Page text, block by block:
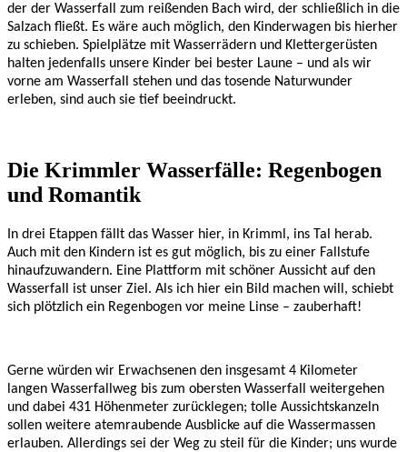
der der Wasserfall zum reißenden Bach wird, der schließlich in die
Salzach fließt. Es wäre auch möglich, den Kinderwagen bis hierher
zu schieben. Spielplätze mit Wasserrädern und Klettergerüsten
halten jedenfalls unsere Kinder bei bester Laune – und als wir
vorne am Wasserfall stehen und das tosende Naturwunder
erleben, sind auch sie tief beeindruckt.
Die Krimmler Wasserfälle: Regenbogen
und Romantik
In drei Etappen fällt das Wasser hier, in Krimml, ins Tal herab.
Auch mit den Kindern ist es gut möglich, bis zu einer Fallstufe
hinaufzuwandern. Eine Plattform mit schöner Aussicht auf den
Wasserfall ist unser Ziel. Als ich hier ein Bild machen will, schiebt
sich plötzlich ein Regenbogen vor meine Linse – zauberhaft!
Gerne würden wir Erwachsenen den insgesamt 4 Kilometer
langen Wasserfallweg bis zum obersten Wasserfall weitergehen
und dabei 431 Höhenmeter zurücklegen; tolle Aussichtskanzeln
sollen weitere atemraubende Ausblicke auf die Wassermassen
erlauben. Allerdings sei der Weg zu steil für die Kinder; uns wurde